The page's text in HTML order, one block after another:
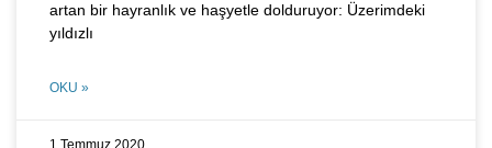
artan bir hayranlık ve haşyetle dolduruyor: Üzerimdeki
yıldızlı
OKU »